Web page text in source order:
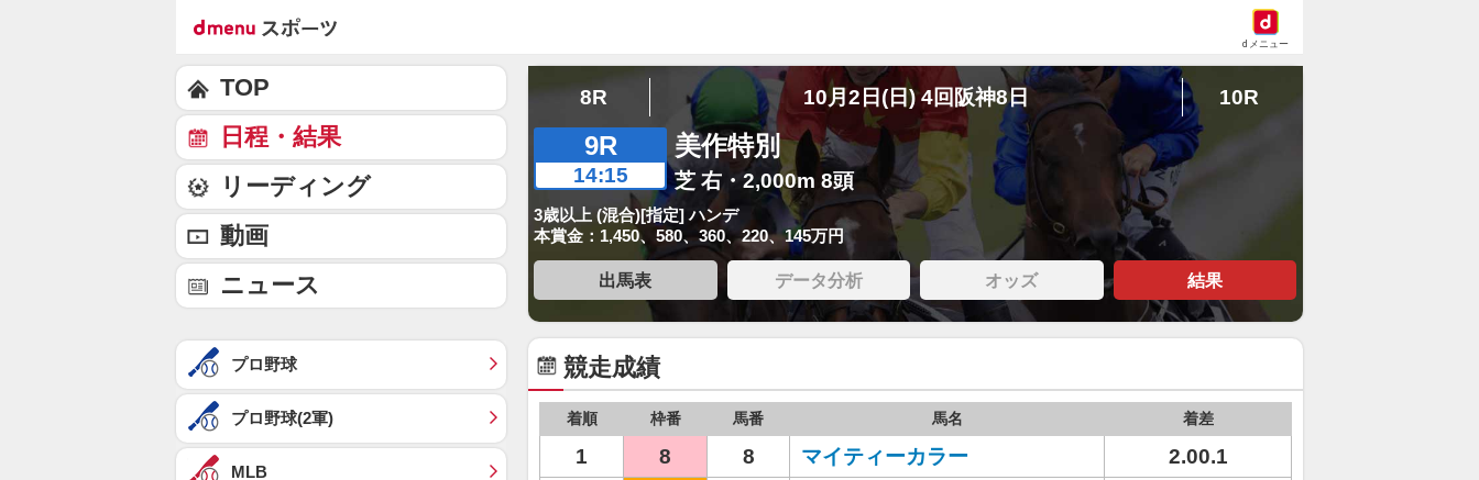
dメニュー
8R 10月2日(日) 4回阪神8日 10R
9R
14:15
美作特別
芝 右・2,000m 8頭
3歳以上 (混合)[指定] ハンデ
本賞金：1,450、580、360、220、145万円
出馬表 データ分析 オッズ 結果
競走成績
着順 枠番 馬番 馬名 着差
1 8 8 マイティーカラー
2.00.1
TOP
日程・結果
リーディング
動画
ニュース
プロ野球
プロ野球(2軍)
MLB